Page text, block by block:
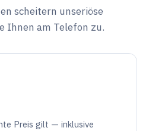
scheitern unseriöse
Ihnen am Telefon zu.
Preis gilt — inklusive